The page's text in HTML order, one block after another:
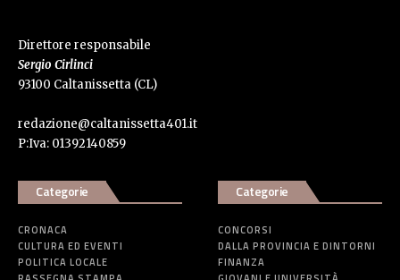
Direttore responsabile
Sergio Cirlinci
93100 Caltanissetta (CL)
redazione@caltanissetta401.it
P:Iva: 01392140859
Categorie
CRONACA
CULTURA ED EVENTI
POLITICA LOCALE
Categorie
CONCORSI
DALLA PROVINCIA E DINTORNI
FINANZA